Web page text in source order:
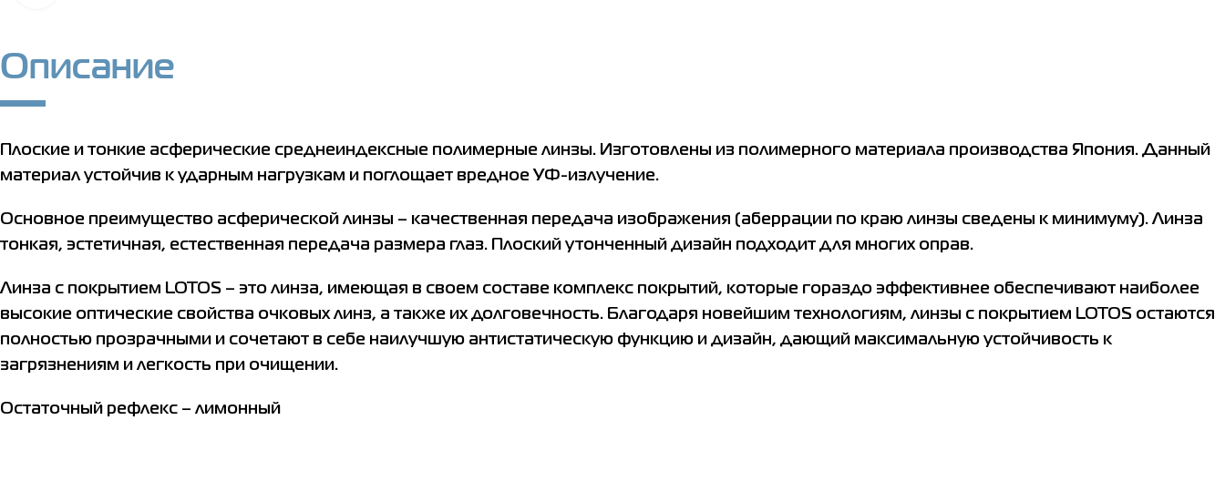
Описание
Плоские и тонкие асферические среднеиндексные полимерные линзы. Изготовлены из полимерного материала производства Япония. Данный
материал устойчив к ударным нагрузкам и поглощает вредное УФ-излучение.
Основное преимущество асферической линзы – качественная передача изображения (аберрации по краю линзы сведены к минимуму). Линза
тонкая, эстетичная, естественная передача размера глаз. Плоский утонченный дизайн подходит для многих оправ.
Линза с покрытием LOTOS – это линза, имеющая в своем составе комплекс покрытий, которые гораздо эффективнее обеспечивают наиболее
высокие оптические свойства очковых линз, а также их долговечность. Благодаря новейшим технологиям, линзы с покрытием LOTOS остаются
полностью прозрачными и сочетают в себе наилучшую антистатическую функцию и дизайн, дающий максимальную устойчивость к
загрязнениям и легкость при очищении.
Остаточный рефлекс – лимонный